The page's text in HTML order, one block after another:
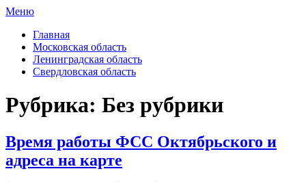
Меню
Главная
Московская область
Ленинградская область
Свердловская область
Рубрика: Без рубрики
Время работы ФСС Октябрьского и
адреса на карте